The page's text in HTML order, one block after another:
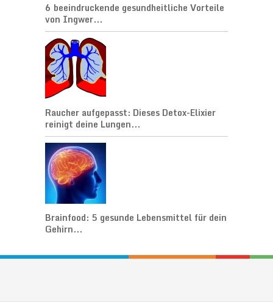
6 beeindruckende gesundheitliche Vorteile
von Ingwer...
Raucher aufgepasst: Dieses Detox-Elixier
reinigt deine Lungen...
Brainfood: 5 gesunde Lebensmittel für dein
Gehirn...